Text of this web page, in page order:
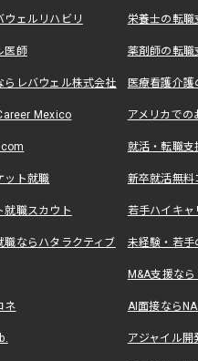
ウェルリハビリ 栄養士の転
医師 薬剤師の転
らレバウェル株式会社 医療看護介
Mexico アメリカで
就活・転職
ット就職 新卒就活無料
就職スカウト 若手ハイキ
ならハタラクティブ 未経験・若手
M&A支援な
ネ AI面接なら
アジャイル